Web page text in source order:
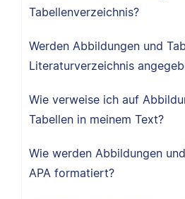
Tabellenverzeichnis?
Werden Abbildungen und
Literaturverzeichnis
Wie verweise ich auf
Tabellen in meinem Text?
Wie werden Abbildungen
APA formatiert?